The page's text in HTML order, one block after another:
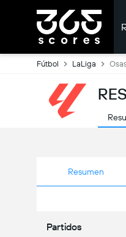
Fútbol LaLiga
Resumen
Partidos